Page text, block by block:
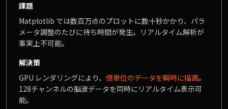
課題
Matplotlib では数百万点のプロットに数十秒かかり、パラ
メータ調整のたびに待ち時間が発生。リアルタイム解析が
事実上不可能。
解決策
GPU レンダリングにより、 億単位のデータを瞬時に描画。
128チャンネルの脳波データを同時にリアルタイム表示可
能。